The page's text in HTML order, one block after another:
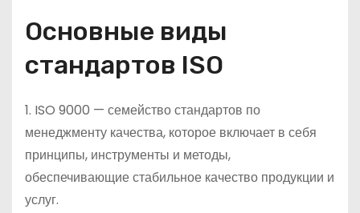
Основные виды
стандартов ISO
1. ISO 9000 — семейство стандартов по
менеджменту качества, которое включает в себя
принципы, инструменты и методы,
обеспечивающие стабильное качество продукции и
услуг.